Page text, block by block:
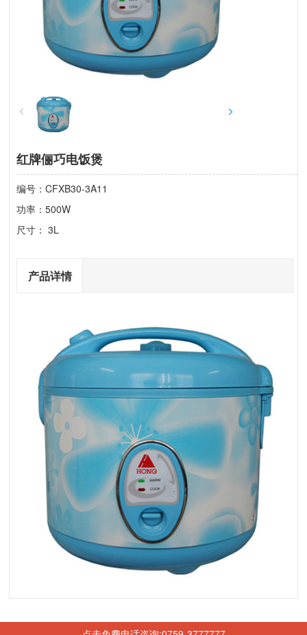
红牌俪巧电饭煲
编号：CFXB30-3A11
功率：500W
尺寸： 3L
产品详情